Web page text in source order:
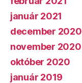
január 2021
december 2020
november 2020
október 2020
január 2019